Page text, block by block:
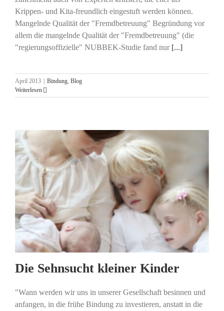
Krippen- und Kita-freundlich eingestuft werden können.
Mangelnde Qualität der "Fremdbetreuung" Begründung vor
allem die mangelnde Qualität der "Fremdbetreuung" (die
"regierungsoffizielle" NUBBEK-Studie fand nur [...]
April 2013 | Bindung Blog
Weiterlesen
Die Sehnsucht kleiner Kinder
"Wann werden wir uns in unserer Gesellschaft besinnen und
anfangen, in die frühe Bindung zu investieren, anstatt in die